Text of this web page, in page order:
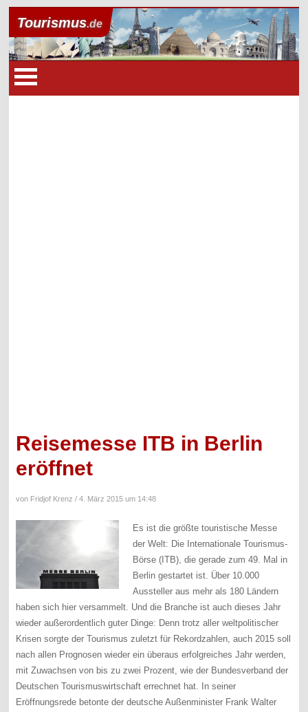
Tourismus.de
Reisemesse ITB in Berlin
eröffnet
von Fridjof Krenz /4. März 2015 um 14:48
Es ist die größte touristische Messe
der Welt: Die Internationale Tourismus-
Börse (ITB), die gerade zum 49. Mal in
Berlin gestartet ist. Über 10.000
Aussteller aus mehr als 180 Ländern
haben sich hier versammelt. Und die Branche ist auch dieses Jahr
wieder außerordentlich guter Dinge: Denn trotz aller weltpolitischer
Krisen sorgte der Tourismus zuletzt für Rekordzahlen, auch 2015 soll
nach allen Prognosen wieder ein überaus erfolgreiches Jahr werden,
mit Zuwachsen von bis zu zwei Prozent, wie der Bundesverband der
Deutschen Tourismuswirtschaft errechnet hat. In seiner
Eröffnungsrede betonte der deutsche Außenminister Frank Walter